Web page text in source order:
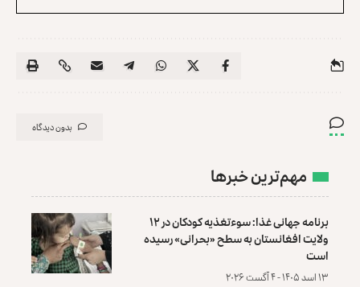
بدون دیدگاه
مهم‌ترین خبرها
برنامه جهانی غذا: سوءتغذیه کودکان در ۱۲
ولایت افغانستان به سطح «بحرانی» رسیده
است
۱۳ اسد ۱۴۰۵ - ۴ آگست ۲۰۲۶